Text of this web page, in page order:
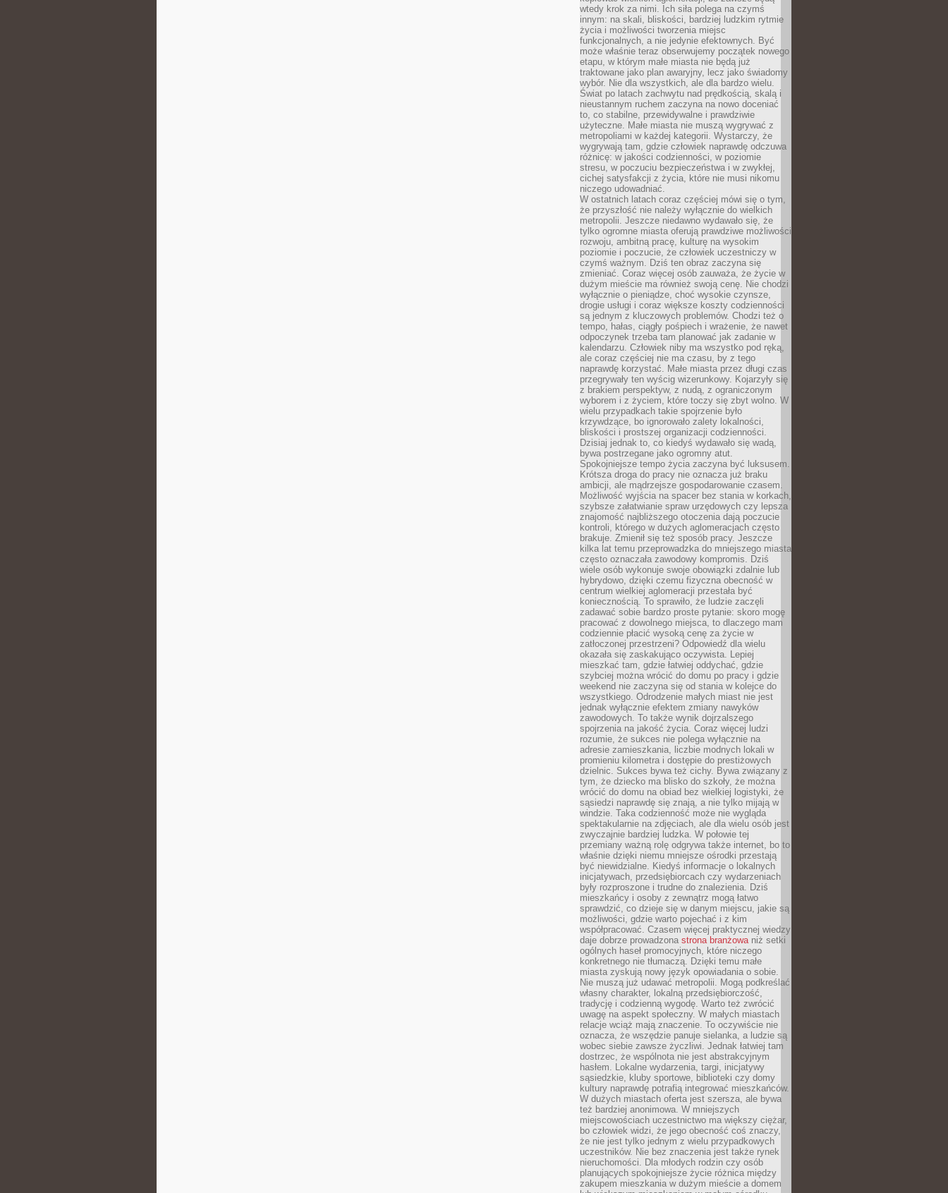
wtedy krok za nimi. Ich siła polega na czymś
innym: na skali, bliskości, bardziej ludzkim rytmie
życia i możliwości tworzenia miejsc
funkcjonalnych, a nie jedynie efektownych. Być
może właśnie teraz obserwujemy początek nowego
etapu, w którym małe miasta nie będą już
traktowane jako plan awaryjny, lecz jako świadomy
wybór. Nie dla wszystkich, ale dla bardzo wielu.
Świat po latach zachwytu nad prędkością, skalą i
nieustannym ruchem zaczyna na nowo doceniać
to, co stabilne, przewidywalne i prawdziwie
użyteczne. Małe miasta nie muszą wygrywać z
metropoliami w każdej kategorii. Wystarczy, że
wygrywają tam, gdzie człowiek naprawdę odczuwa
różnicę: w jakości codzienności, w poziomie
stresu, w poczuciu bezpieczeństwa i w zwykłej,
cichej satysfakcji z życia, które nie musi nikomu
niczego udowadniać.
W ostatnich latach coraz częściej mówi się o tym,
że przyszłość nie należy wyłącznie do wielkich
metropolii. Jeszcze niedawno wydawało się, że
tylko ogromne miasta oferują prawdziwe możliwości
rozwoju, ambitną pracę, kulturę na wysokim
poziomie i poczucie, że człowiek uczestniczy w
czymś ważnym. Dziś ten obraz zaczyna się
zmieniać. Coraz więcej osób zauważa, że życie w
dużym mieście ma również swoją cenę. Nie chodzi
wyłącznie o pieniądze, choć wysokie czynsze,
drogie usługi i coraz większe koszty codzienności
są jednym z kluczowych problemów. Chodzi też o
tempo, hałas, ciągły pośpiech i wrażenie, że nawet
odpoczynek trzeba tam planować jak zadanie w
kalendarzu. Człowiek niby ma wszystko pod ręką,
ale coraz częściej nie ma czasu, by z tego
naprawdę korzystać. Małe miasta przez długi czas
przegrywały ten wyścig wizerunkowy. Kojarzyły się
z brakiem perspektyw, z nudą, z ograniczonym
wyborem i z życiem, które toczy się zbyt wolno. W
wielu przypadkach takie spojrzenie było
krzywdzące, bo ignorowało zalety lokalności,
bliskości i prostszej organizacji codzienności.
Dzisiaj jednak to, co kiedyś wydawało się wadą,
bywa postrzegane jako ogromny atut.
Spokojniejsze tempo życia zaczyna być luksusem.
Krótsza droga do pracy nie oznacza już braku
ambicji, ale mądrzejsze gospodarowanie czasem.
Możliwość wyjścia na spacer bez stania w korkach,
szybsze załatwianie spraw urzędowych czy lepsza
znajomość najbliższego otoczenia dają poczucie
kontroli, którego w dużych aglomeracjach często
brakuje. Zmienił się też sposób pracy. Jeszcze
kilka lat temu przeprowadzka do mniejszego miasta
często oznaczała zawodowy kompromis. Dziś
wiele osób wykonuje swoje obowiązki zdalnie lub
hybrydowo, dzięki czemu fizyczna obecność w
centrum wielkiej aglomeracji przestała być
koniecznością. To sprawiło, że ludzie zaczęli
zadawać sobie bardzo proste pytanie: skoro mogę
pracować z dowolnego miejsca, to dlaczego mam
codziennie płacić wysoką cenę za życie w
zatłoczonej przestrzeni? Odpowiedź dla wielu
okazała się zaskakująco oczywista. Lepiej
mieszkać tam, gdzie łatwiej oddychać, gdzie
szybciej można wrócić do domu po pracy i gdzie
weekend nie zaczyna się od stania w kolejce do
wszystkiego. Odrodzenie małych miast nie jest
jednak wyłącznie efektem zmiany nawyków
zawodowych. To także wynik dojrzalszego
spojrzenia na jakość życia. Coraz więcej ludzi
rozumie, że sukces nie polega wyłącznie na
adresie zamieszkania, liczbie modnych lokali w
promieniu kilometra i dostępie do prestiżowych
dzielnic. Sukces bywa też cichy. Bywa związany z
tym, że dziecko ma blisko do szkoły, że można
wrócić do domu na obiad bez wielkiej logistyki, że
sąsiedzi naprawdę się znają, a nie tylko mijają w
windzie. Taka codzienność może nie wygląda
spektakularnie na zdjęciach, ale dla wielu osób jest
zwyczajnie bardziej ludzka. W połowie tej
przemiany ważną rolę odgrywa także internet, bo to
właśnie dzięki niemu mniejsze ośrodki przestają
być niewidzialne. Kiedyś informacje o lokalnych
inicjatywach, przedsiębiorcach czy wydarzeniach
były rozproszone i trudne do znalezienia. Dziś
mieszkańcy i osoby z zewnątrz mogą łatwo
sprawdzić, co dzieje się w danym miejscu, jakie są
możliwości, gdzie warto pojechać i z kim
współpracować. Czasem więcej praktycznej wiedzy
daje dobrze prowadzona strona branżowaniż setki
ogólnych haseł promocyjnych, które niczego
konkretnego nie tłumaczą. Dzięki temu małe
miasta zyskują nowy język opowiadania o sobie.
Nie muszą już udawać metropolii. Mogą podkreślać
własny charakter, lokalną przedsiębiorczość,
tradycję i codzienną wygodę. Warto też zwrócić
uwagę na aspekt społeczny. W małych miastach
relacje wciąż mają znaczenie. To oczywiście nie
oznacza, że wszędzie panuje sielanka, a ludzie są
wobec siebie zawsze życzliwi. Jednak łatwiej tam
dostrzec, że wspólnota nie jest abstrakcyjnym
hasłem. Lokalne wydarzenia, targi, inicjatywy
sąsiedzkie, kluby sportowe, biblioteki czy domy
kultury naprawdę potrafią integrować mieszkańców.
W dużych miastach oferta jest szersza, ale bywa
też bardziej anonimowa. W mniejszych
miejscowościach uczestnictwo ma większy ciężar,
bo człowiek widzi, że jego obecność coś znaczy,
że nie jest tylko jednym z wielu przypadkowych
uczestników. Nie bez znaczenia jest także rynek
nieruchomości. Dla młodych rodzin czy osób
planujących spokojniejsze życie różnica między
zakupem mieszkania w dużym mieście a domem